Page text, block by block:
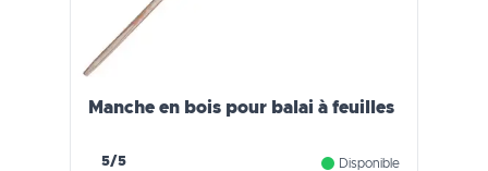
Manche en bois pour balai à feuilles
5/5 Disponible